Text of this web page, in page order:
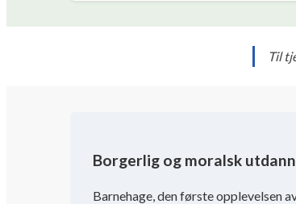
Til
Borgerlig og moralsk
Barnehage, den første opplevelsen